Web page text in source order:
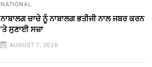
NATIONAL
ਨਾਬਾਲਗ ਚਾਚੇ ਨੂੰ ਨਾਬਾਲਗ ਭਤੀਜੀ ਨਾਲ ਜਬਰ ਕਰਨ
'ਤੇ ਸੁਣਾਈ ਸਜ਼ਾ
AUGUST 7, 2026